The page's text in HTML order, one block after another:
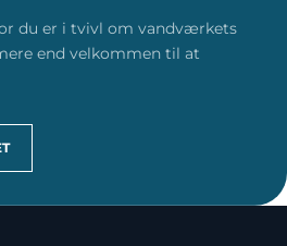
du er i tvivl om vandværkets
end velkommen til at